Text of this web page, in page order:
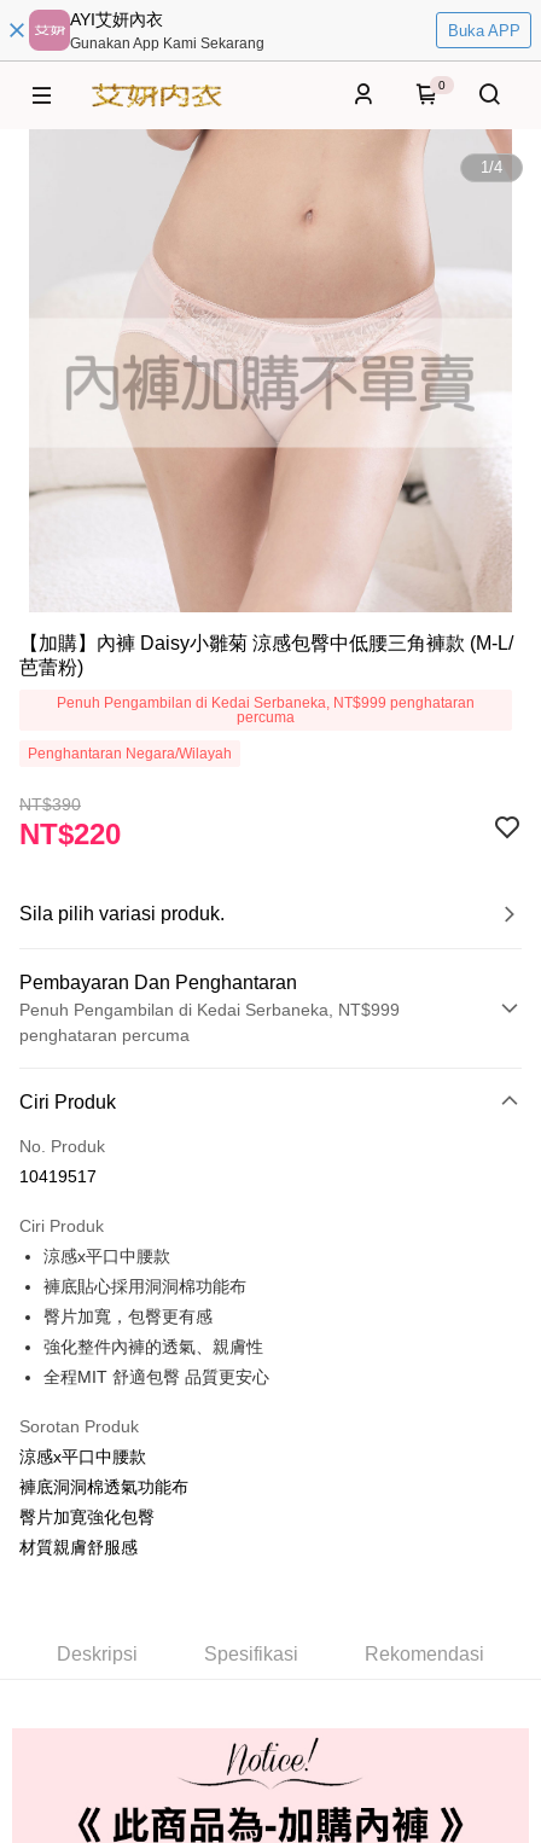
AYI艾妍內衣
Gunakan App Kami Sekarang
Buka APP
0
1/4
【加購】內褲 Daisy小雛菊 涼感包臀中低腰三角褲款 (M-L/
芭蕾粉)
Penuh Pengambilan di Kedai Serbaneka, NT$999 penghataran
percuma
Penghantaran Negara/Wilayah
NT$390
NT$220
Sila pilih variasi produk.
Pembayaran Dan Penghantaran
Penuh Pengambilan di Kedai Serbaneka, NT$999
penghataran percuma
Kad Kredit (Bayaran Penuh)
Pengambilan di Kedai Serbaneka
Pemindahan ATM
Pilihan Penghantaran
全家取貨付款
NT$60/pesanan | Penghantaran percuma untuk pesanan
付款後全家取貨
NT$60/pesanan | Penghantaran percuma untuk pesanan
NT$999 atau lebih
711取貨付款
付款後7-11取貨
NT$999 atau lebih
NT$999 atau lebih
Ciri Produk
No. Produk
10419517
Ciri Produk
涼感x平口中腰款
褲底貼心採用洞洞棉功能布
臀片加寬，包臀更有感
強化整件內褲的透氣、親膚性
全程MIT 舒適包臀 品質更安心
Sorotan Produk
涼感x平口中腰款
褲底洞洞棉透氣功能布
臀片加寛強化包臀
材質親膚舒服感
Deskripsi Spesifikasi Rekomendasi